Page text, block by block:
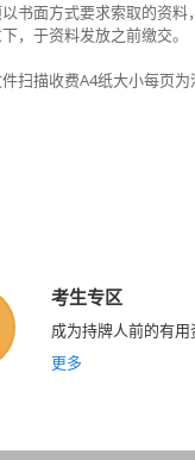
书面方式要求索取的资
，于资料发放之前缴交。
扫描收费A4纸大小每页
考生专区
成为持牌人前的有用
更多